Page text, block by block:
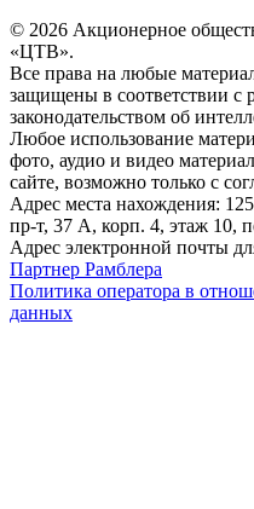
© 2026 Акционерное
«ЦТВ».
Все права на любые
защищены в соответствии
законодательством об
Любое использование
фото, аудио и видео
сайте, возможно только с
Адрес места нахождения:
пр-т, 37 А, корп. 4, этаж 10,
Адрес электронной почты
Партнер Рамблера
Политика оператора в
данных